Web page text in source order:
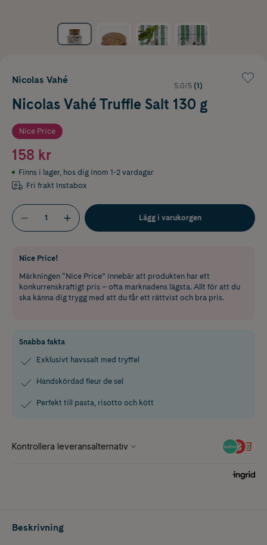
Nicolas Vahé
5.0/5 (1)
Nicolas Vahé Truffle Salt 130 g
Nice Price
158 kr
Finns i lager, hos dig inom 1-2 vardagar
Fri frakt Instabox
Lägg i varukorgen
Nice Price!
Märkningen “Nice Price” innebär att produkten har ett
konkurrenskraftigt pris – ofta marknadens lägsta. Allt för att du
ska känna dig trygg med att du får ett rättvist och bra pris.
Snabba fakta
Exklusivt havssalt med tryffel
Handskördad fleur de sel
Perfekt till pasta, risotto och kött
Beskrivning